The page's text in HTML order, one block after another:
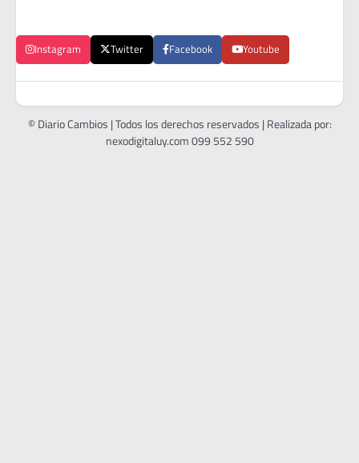
Instagram Twitter Facebook Youtube